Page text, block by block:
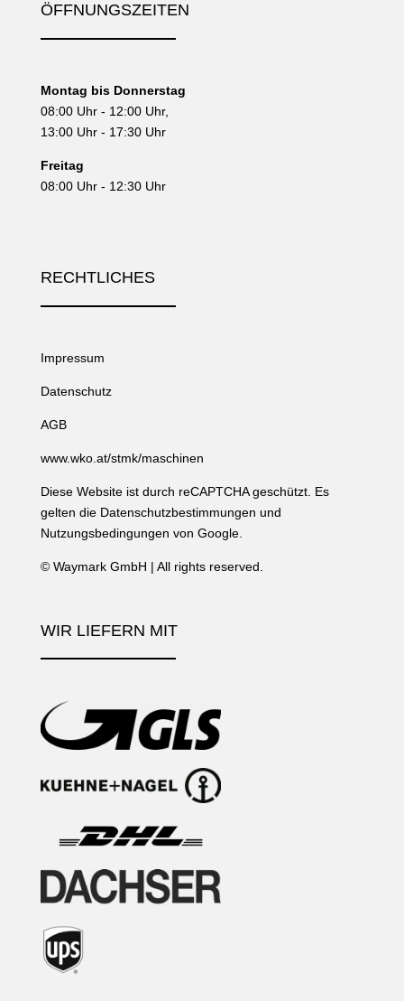
WIR LIEFERN MIT
ÖFFNUNGSZEITEN
Montag bis Donnerstag
08:00 Uhr - 12:00 Uhr,
13:00 Uhr - 17:30 Uhr
Freitag
08:00 Uhr - 12:30 Uhr
RECHTLICHES
Impressum
Datenschutz
AGB
www.wko.at/stmk/maschinen
Diese Website ist durch reCAPTCHA geschützt. Es
gelten die Datenschutzbestimmungen und
Nutzungsbedingungen von Google.
© Waymark GmbH | All rights reserved.